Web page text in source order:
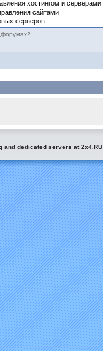
and dedicated servers at 2x4.RU